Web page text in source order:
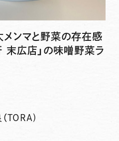
メンマと野菜の存在感
末広店」の味噌野菜ラ
TORA)